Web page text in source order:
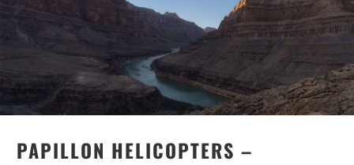
PAPILLON HELICOPTERS –